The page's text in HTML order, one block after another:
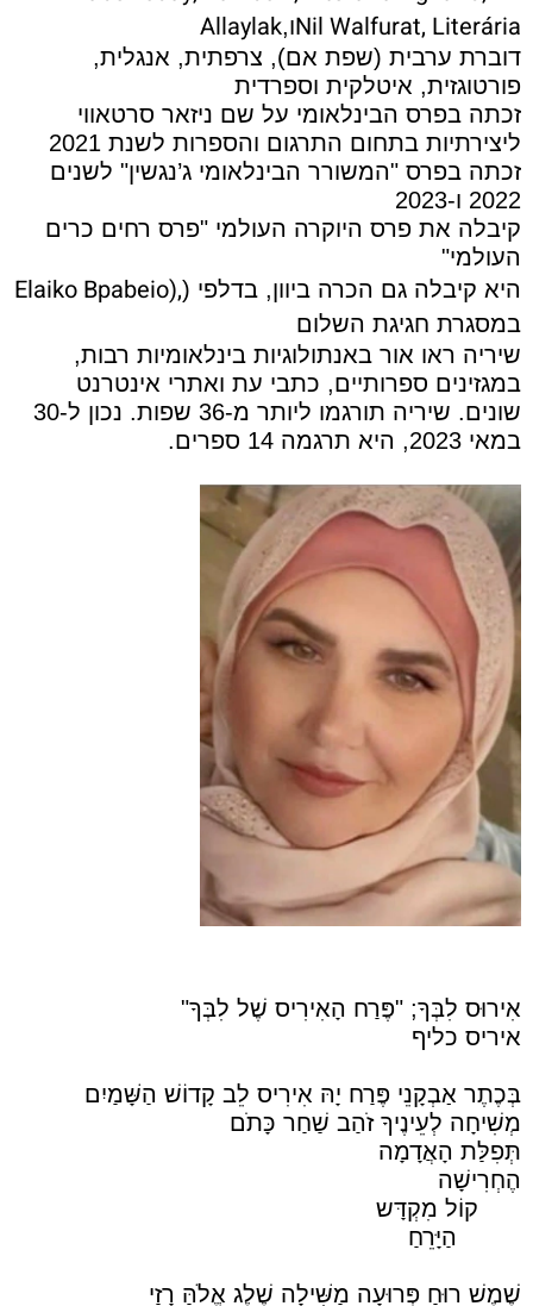
Nil Walfurat, Literáriaו,Allaylak
דוברת ערבית (שפת אם), צרפתית, אנגלית,
פורטוגזית, איטלקית וספרדית
זכתה בפרס הבינלאומי על שם ניזאר סרטאווי
ליצירתיות בתחום התרגום והספרות לשנת 2021
זכתה בפרס "המשורר הבינלאומי ג’נגשין" לשנים
2022 ו-2023
קיבלה את פרס היוקרה העולמי "פרס רחים כרים
העולמי"
היא קיבלה גם הכרה ביוון, בדלפי (Elaiko Bpabeio),
במסגרת חגיגת השלום
שיריה ראו אור באנתולוגיות בינלאומיות רבות,
במגזינים ספרותיים, כתבי עת ואתרי אינטרנט
שונים. שיריה תורגמו ליותר מ-36 שפות. נכון ל-30
במאי 2023, היא תרגמה 14 ספרים.
אִירוּס לִבְּךָ; "פֶּרַח הָאִירִיס שֶׁל לִבְּךָ"
איריס כליף
בְּכֶתֶר אַבְקָנֵי פֶּרַח יָהּ אִירִיס לֵב קָדוֹשׁ הַשָּׁמַיִם
מְשִׁיחָה לְעֵינֶיךָ זֹהַב שַׁחַר כָּתֹם
תְּפִלַּת הָאֲדָמָה
הֶחְרִישָׁה
קוֹל מִקְדָּש
הַיָּרֵחַ
שֶׁמֶשׁ רוּחַ פְּרוּעָה מַשִּׁילָה שֶׁלֶג אֱלֹהַּ רָזַי